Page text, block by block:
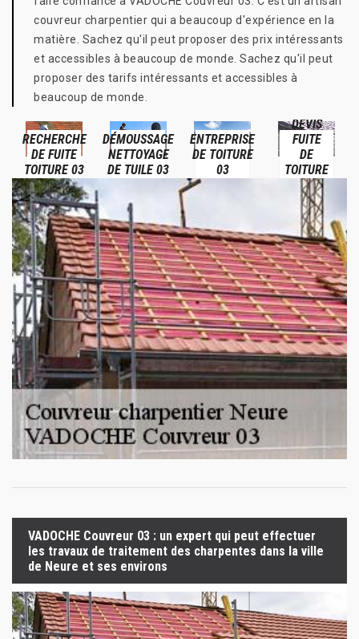
couvreur charpentier qui a beaucoup d'expérience en la
matière. Sachez qu'il peut proposer des prix intéressants
et accessibles à beaucoup de monde. Sachez qu'il peut
proposer des tarifs intéressants et accessibles à
beaucoup de monde.
RECHERCHE
DE FUITE
TOITURE 03
DÉMOUSSAGE
NETTOYAGE
DE TUILE 03
ENTREPRISE
DE TOITURE
03
DEVIS
FUITE
DE
TOITURE
03
VADOCHE Couvreur 03 : un expert qui peut effectuer
les travaux de traitement des charpentes dans la ville
de Neure et ses environs